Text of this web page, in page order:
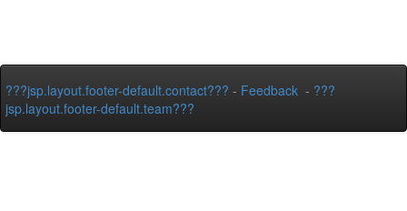
???jsp.layout.footer-default.contact??? - Feedback - ???
jsp.layout.footer-default.team???